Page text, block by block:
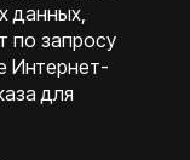
данных,
по запросу
Интернет-
для